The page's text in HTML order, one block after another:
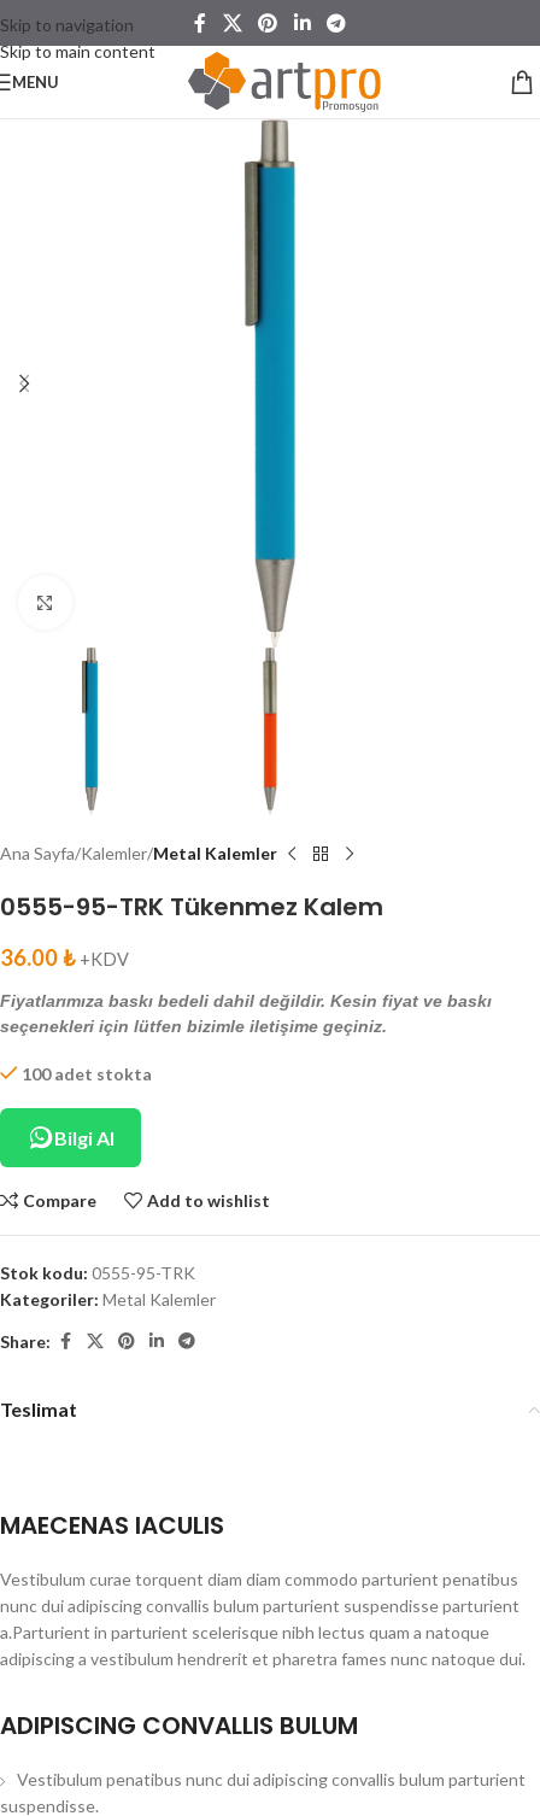
Skip to navigation
Skip to main content
MENU
Ana Sayfa Kalemler Metal Kalemler
0555-95-TRK Tükenmez Kalem
36.00₺ +KDV
Fiyatlarımıza baskı bedeli dahil değildir. Kesin fiyat ve baskı
seçenekleri için lütfen bizimle iletişime geçiniz.
100 adet stokta
Bilgi Al
Compare Add to wishlist
Stok kodu: 0555-95-TRK
Kategoriler: Metal Kalemler
Share:
Teslimat
MAECENAS IACULIS
Vestibulum curae torquent diam diam commodo parturient penatibus
nunc dui adipiscing convallis bulum parturient suspendisse parturient
a.Parturient in parturient scelerisque nibh lectus quam a natoque
adipiscing a vestibulum hendrerit et pharetra fames nunc natoque dui.
ADIPISCING CONVALLIS BULUM
Vestibulum penatibus nunc dui adipiscing convallis bulum parturient
suspendisse.